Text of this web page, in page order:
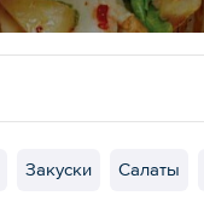
Закуски Салаты